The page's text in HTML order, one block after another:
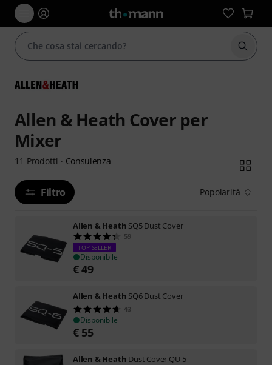
Allen & Heath Cover per
Mixer
11 Prodotti · Consulenza
Filtro Popolarità
Allen & Heath SQ5 Dust Cover
59
TOP SELLER
Disponibile
€49
Allen & Heath SQ6 Dust Cover
43
Disponibile
€ 55
Allen & Heath Dust Cover QU-5